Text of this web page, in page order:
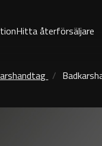
Hitta återförsäljare